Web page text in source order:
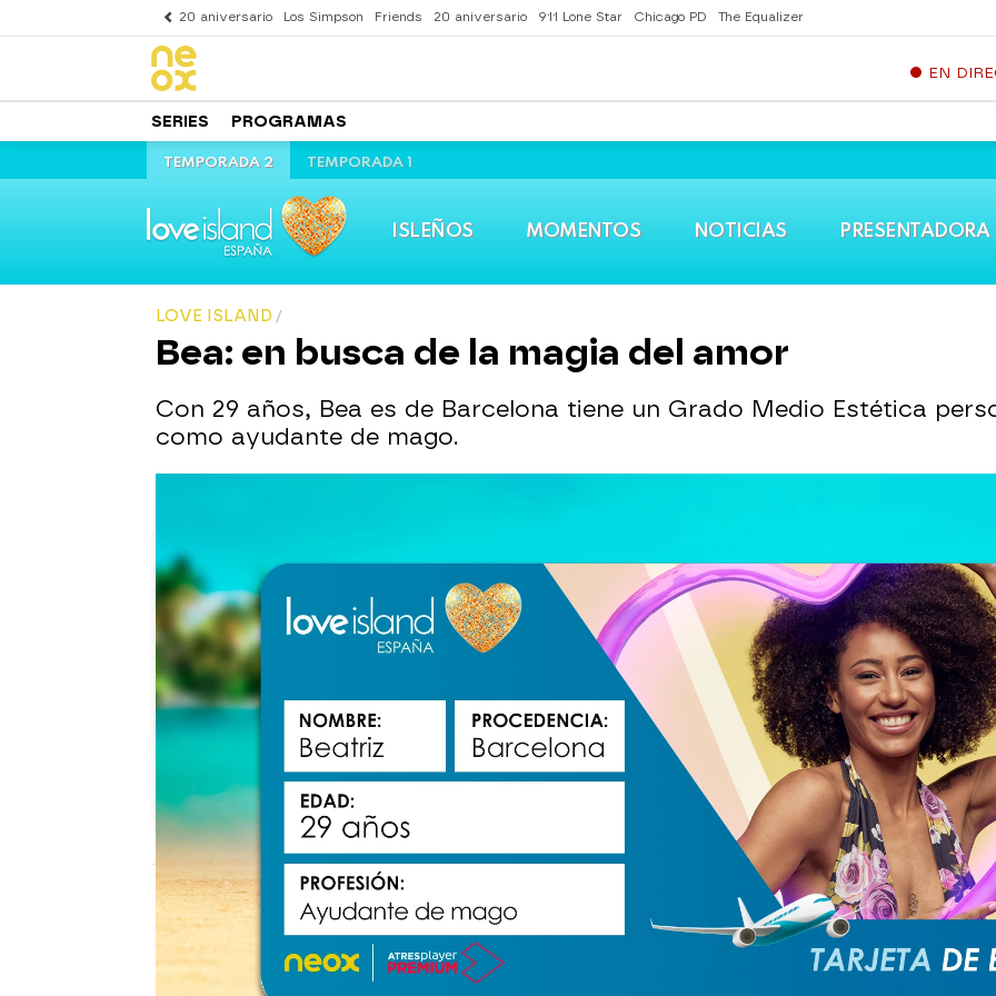
20 aniversario Los Simpson Friends 20 aniversario 911 Lone Star Chicago PD The Equalizer
EN
SERIES PROGRAMAS
TEMPORADA 2 TEMPORADA 1
ISLEÑOS MOMENTOS NOTICIAS PRESENTADORA
LOVE ISLAND
Bea: en busca de la magia del amor
Con 29 años, Bea es de Barcelona tiene un Grado Medio Estética
como ayudante de mago.
neox
Madrid
Publicado: 07 de abril de 2021, 12:03
WhatsappFacebook
X